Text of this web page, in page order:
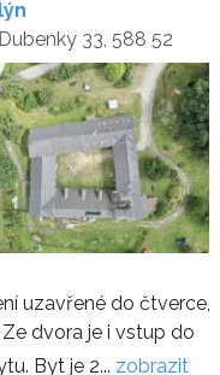
33, 588 52
uzavřené do čtverce,
dvora je i vstup do
Byt je 2... zobrazit